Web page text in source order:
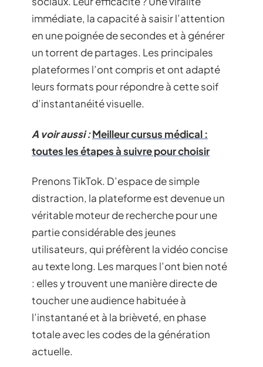
immédiate, la capacité à saisir l’attention
en une poignée de secondes et à générer
un torrent de partages. Les principales
plateformes l’ont compris et ont adapté
leurs formats pour répondre à cette soif
d’instantanéité visuelle.
A voir aussi :Meilleur cursus médical :
toutes les étapes à suivre pour choisir
Prenons TikTok. D’espace de simple
distraction, la plateforme est devenue un
véritable moteur de recherche pour une
partie considérable des jeunes
utilisateurs, qui préfèrent la vidéo concise
au texte long. Les marques l’ont bien noté
: elles y trouvent une manière directe de
toucher une audience habituée à
l’instantané et à la brièveté, en phase
totale avec les codes de la génération
actuelle.